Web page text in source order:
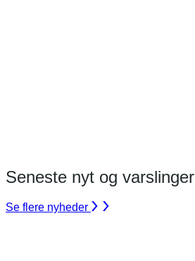
Seneste nyt og varslinger
Se flere nyheder